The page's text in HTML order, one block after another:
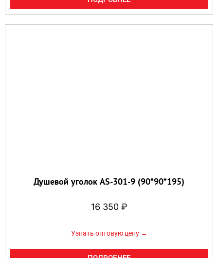
Душевой уголок AS-301-9 (90*90*195)
16 350 ₽
Узнать оптовую цену →